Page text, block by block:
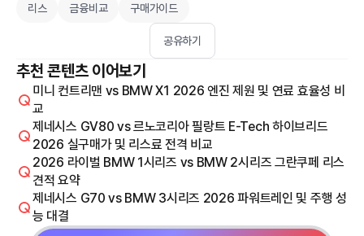
리스 금융비교 구매가이드
공유하기
추천 콘텐츠 이어보기
미니 컨트리맨 vs BMW X1 2026 엔진 제원 및 연료 효율성 비
교
제네시스 GV80 vs 르노코리아 필랑트 E-Tech 하이브리드
2026 실구매가 및 리스료 전격 비교
2026 라이벌 BMW 1시리즈 vs BMW 2시리즈 그란쿠페 리스
견적 요약
제네시스 G70 vs BMW 3시리즈 2026 파워트레인 및 주행 성
능 대결